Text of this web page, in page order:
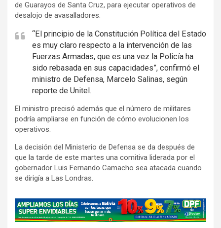
de Guarayos de Santa Cruz, para ejecutar operativos de
desalojo de avasalladores.
“El principio de la Constitución Política del Estado
es muy claro respecto a la intervención de las
Fuerzas Armadas, que es una vez la Policía ha
sido rebasada en sus capacidades”, confirmó el
ministro de Defensa, Marcelo Salinas, según
reporte de Unitel.
El ministro precisó además que el número de militares
podría ampliarse en función de cómo evolucionen los
operativos.
La decisión del Ministerio de Defensa se da después de
que la tarde de este martes una comitiva liderada por el
gobernador Luis Fernando Camacho sea atacada cuando
se dirigía a Las Londras.
A
d